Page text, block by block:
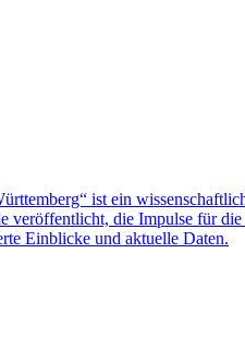
ist ein
veröffentlicht, die Impulse für
Einblicke und aktuelle Daten.